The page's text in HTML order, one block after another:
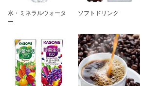
水・ミネラルウォータ
ー
ソフトドリンク
除外ワード